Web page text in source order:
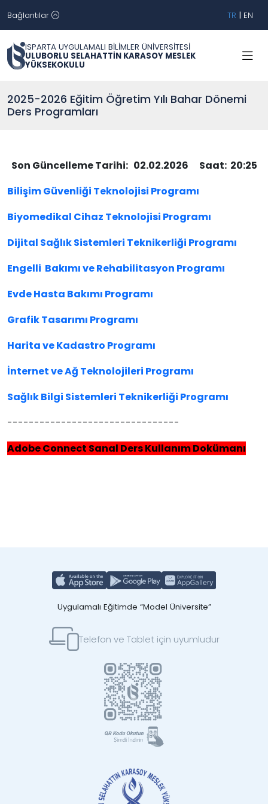
Bağlantılar TR | EN
ISPARTA UYGULAMALI BİLİMLER ÜNİVERSİTESİ
ULUBORLU SELAHATTİN KARASOY MESLEK
YÜKSEKOKULU
2025-2026 Eğitim Öğretim Yılı Bahar Dönemi
Ders Programları
Son Güncelleme Tarihi: 02.02.2026 Saat: 20:25
Bilişim Güvenliği Teknolojisi Programı
Biyomedikal Cihaz Teknolojisi Programı
Dijital Sağlık Sistemleri Teknikerliği Programı
Engelli Bakımı ve Rehabilitasyon Programı
Evde Hasta Bakımı Programı
Grafik Tasarımı Programı
Harita ve Kadastro Programı
İnternet ve Ağ Teknolojileri Programı
Sağlık Bilgi Sistemleri Teknikerliği Programı
--------------------------------
Adobe Connect Sanal Ders Kullanım Dokümanı
Uygulamalı Eğitimde “Model Üniversite”
Telefon ve Tablet için uyumludur